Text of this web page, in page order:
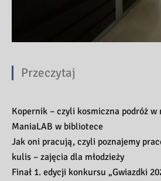
Przeczytaj
Kopernik – czyli kosmiczna podróż w
ManiaLAB w bibliotece
Jak oni pracują, czyli poznajemy
kulis – zajęcia dla młodzieży
Finał 1. edycji konkursu „Gwiazdki